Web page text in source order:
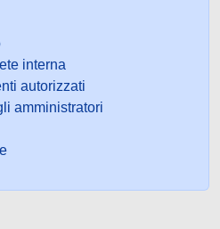
interna
autorizzati
amministratori